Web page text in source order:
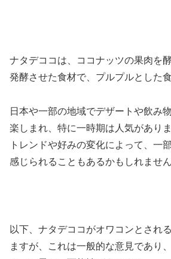
ナタデココは、ココナッツの果肉を
発酵させた食材で、プルプルとした
日本や一部の地域でデザートや飲み
楽しまれ、特に一時期は人気があり
トレンドや好みの変化によって、一
感じられることもあるかもしれません
以下、ナタデココがオワコンとされ
ますが、これは一般的な意見であり